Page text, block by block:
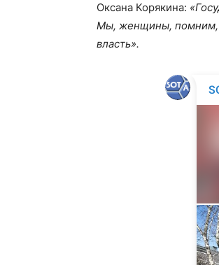
Оксана Корякина:
Мы, женщины, помним,
власть».